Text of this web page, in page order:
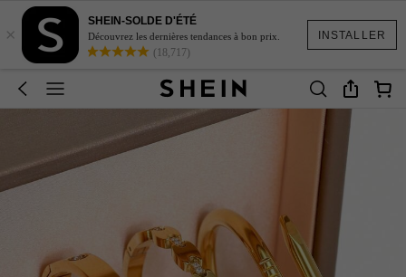
INSTALLER
×
SHEIN-SOLDE D'ÉTÉ
Découvrez les dernières tendances à bon prix.
(18,717)